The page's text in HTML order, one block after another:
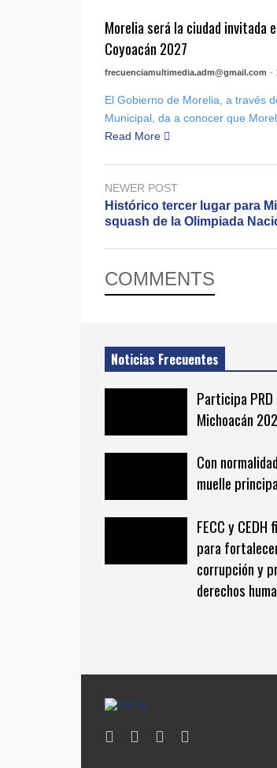
Morelia será la ciudad invitada
Coyoacán 2027
frecuenciamultimedia.adm@gmail.com -
El Gobierno de Morelia, a través
Municipal, da a conocer que
Read More
NEWER POST
Histórico tercer lugar para
squash de la Olimpiada
COMMENTS
Noticias Frecuentes
Participa PRD
Michoacán
Con
muelle
FECC y CEDH
para
corrupción y
derechos